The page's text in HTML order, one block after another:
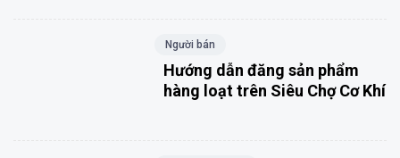
Người bán
Hướng dẫn đăng sản phẩm
hàng loạt trên Siêu Chợ Cơ Khí